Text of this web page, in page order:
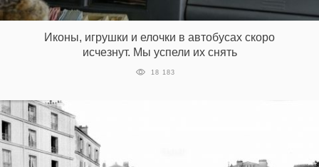
Иконы, игрушки и елочки в автобусах скоро
исчезнут. Мы успели их снять
18 183